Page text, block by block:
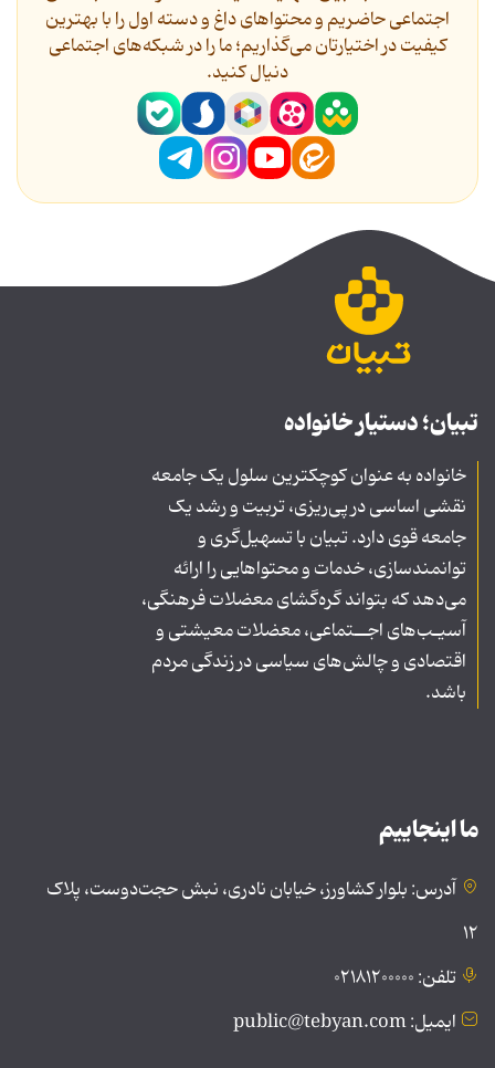
اجتماعی حاضریم و محتواهای داغ و دسته اول را با بهترین
کیفیت در اختیارتان می‌گذاریم؛ ما را در شبکه‌های اجتماعی
دنیال کنید.
تبیان؛ دستیار خانواده
خانواده به عنوان کوچکترین سلول یک جامعه
نقشی اساسی در پی‌ریزی، تربیت و رشد یک
جامعه قوی دارد. تبیان با تسهیل‌گری و
توانمندسازی، خدمات و محتواهایی را ارائه
می‌دهد که بتواند گره‌گشای معضلات فرهنگی،
آسیـب‌های اجــتماعی، معضلات معیشتی و
اقتصادی و چالش‌های سیاسی در زندگی مردم
باشد.
ما اینجاییم
آدرس: بلوار کشاورز، خیابان نادری، نبش حجت‌دوست، پلاک
۱۲
تلفن: ۰۲۱۸۱۲۰۰۰۰۰
ایمیل: public@tebyan.com